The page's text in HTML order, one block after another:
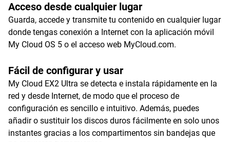
Acceso desde cualquier lugar
Guarda, accede y transmite tu contenido en cualquier lugar
donde tengas conexión a Internet con la aplicación móvil
My Cloud OS 5 o el acceso web MyCloud.com.
Fácil de configurar y usar
My Cloud EX2 Ultra se detecta e instala rápidamente en la
red y desde Internet, de modo que el proceso de
configuración es sencillo e intuitivo. Además, puedes
añadir o sustituir los discos duros fácilmente en solo unos
instantes gracias a los compartimentos sin bandejas que